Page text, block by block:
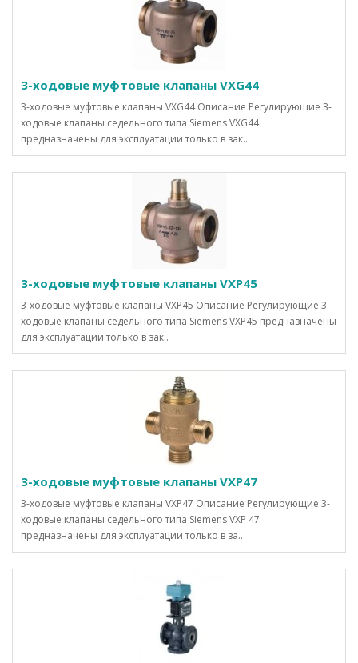
3-ходовые муфтовые клапаны VXG44
3-ходовые муфтовые клапаны VXG44 Описание Регулирующие 3-
ходовые клапаны седельного типа Siemens VXG44
предназначены для эксплуатации только в зак..
3-ходовые муфтовые клапаны VXP45
3-ходовые муфтовые клапаны VXP45 Описание Регулирующие 3-
ходовые клапаны седельного типа Siemens VXP45 предназначены
для эксплуатации только в зак..
3-ходовые муфтовые клапаны VXP47
3-ходовые муфтовые клапаны VXP47 Описание Регулирующие 3-
ходовые клапаны седельного типа Siemens VXP 47
предназначены для эксплуатации только в за..